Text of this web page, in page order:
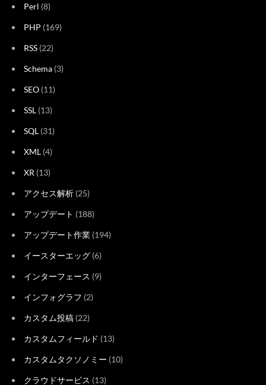
Perl (8)
PHP (169)
RSS (22)
Schema (3)
SEO (11)
SSL (13)
SQL (31)
XML (4)
XR (13)
アクセス解析 (25)
アップデート (188)
アップデート作業 (194)
イースターエッグ (6)
インターフェース (9)
インフォグラフ (2)
カスタム投稿 (22)
カスタムフィールド (13)
カスタムタクソノミー (10)
クラウドサービス (13)